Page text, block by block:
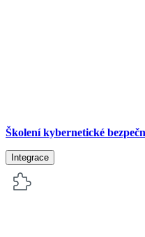
Školení kybernetické
Integrace